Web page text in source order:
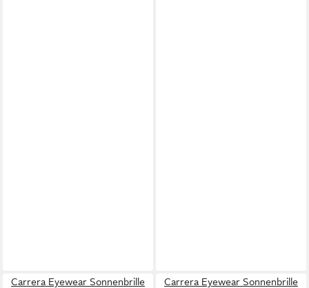
Carrera Eyewear Sonnenbrille
Carrera Eyewear Sonnenbrille